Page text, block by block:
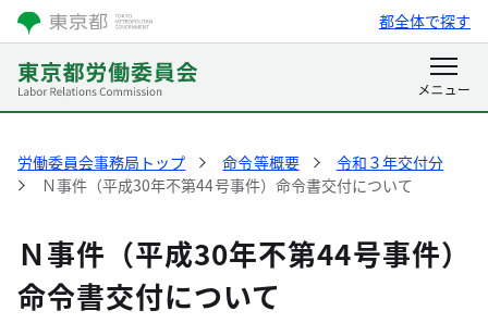
都全体で探す
労働委員会事務局トップ 命令等概要
令和３年交付分
Ｎ事件（平成30年不第44号事件）命令書交付について
Ｎ事件（平成30年不第44号事件）
命令書交付について